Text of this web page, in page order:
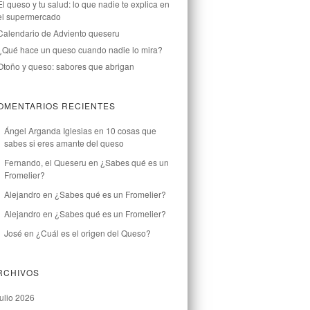
queso y tu salud: lo que nadie te explica en
supermercado
de Adviento queseru
hace un queso cuando nadie lo mira?
y queso: sabores que abrigan
RECIENTES
Ángel Arganda Iglesiasen 10 cosas que
sabes si eres amante del queso
Fernando, el Queseru en ¿Sabes qué es un
Fromelier?
Alejandro en ¿Sabes qué es un Fromelier?
Alejandro en ¿Sabes qué es un Fromelier?
José en ¿Cuál es el origen del Queso?
2026